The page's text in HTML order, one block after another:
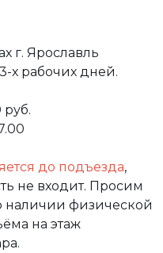
г. Ярославль
х рабочих дней.
руб.
до подъезда,
не входит. Просим
наличии физической
на этаж